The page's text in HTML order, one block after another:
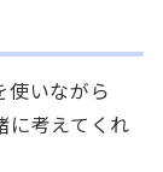
使いながら
に考えてくれ